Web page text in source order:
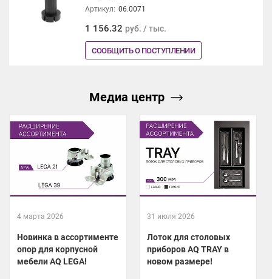
Артикул: 06.0071
1 156.32 руб. / тыс.
СООБЩИТЬ О ПОСТУПЛЕНИИ
Медиа центр
4 марта 2026
Новинка в ассортименте
опор для корпусной
мебели AQ LEGA!
31 июля 2026
Лоток для столовых
приборов AQ TRAY в
новом размере!